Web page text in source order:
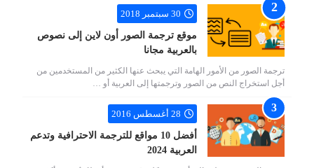
30 سبتمبر 2018
موقع ترجمة الصور أون لاين إلى نصوص
بالعربية مجانا
ترجمة الصور من الأمور الهامة التي يبحث عنها الكثير من المستخدمين من
أجل استخراج النص من الصور وترجمتها إلى العربية أو …
28 أغسطس 2016
أفضل 10 مواقع للترجمة الاحترافية وتدعم
العربية 2024